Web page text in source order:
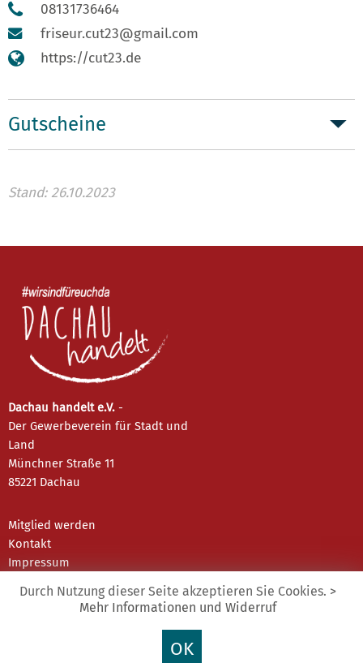
08131736464
friseur.cut23@gmail.com
https://cut23.de
Gutscheine
Stand: 26.10.2023
Dachau handelt e.V. -
Der Gewerbeverein für Stadt und
Land
Münchner Straße 11
85221 Dachau
Mitglied werden
Kontakt
Impressum
Durch Nutzung dieser Seite akzeptieren Sie Cookies. >
Mehr Informationen und Widerruf
OK